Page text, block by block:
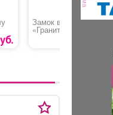
Замок врезной
«Гранит» (1.06.40)